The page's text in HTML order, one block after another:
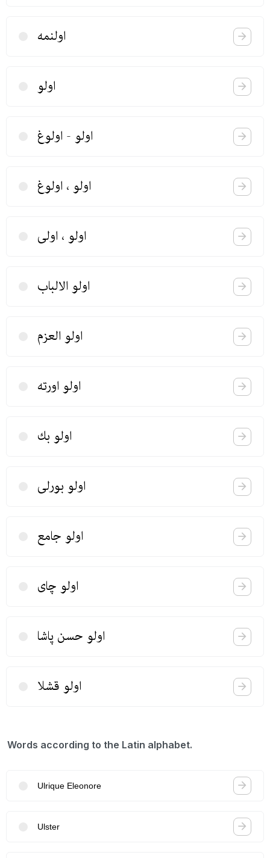
اولنمه
اولو
اولو - اولوغ
اولو ، اولوغ
اولو ، اولی
اولو الالباب
اولو العزم
اولو اورته
اولو بك
اولو بورلی
اولو جامع
اولو چای
اولو حسن پاشا
اولو قشلا
Words according to the Latin alphabet.
Ulrique Eleonore
Ulster